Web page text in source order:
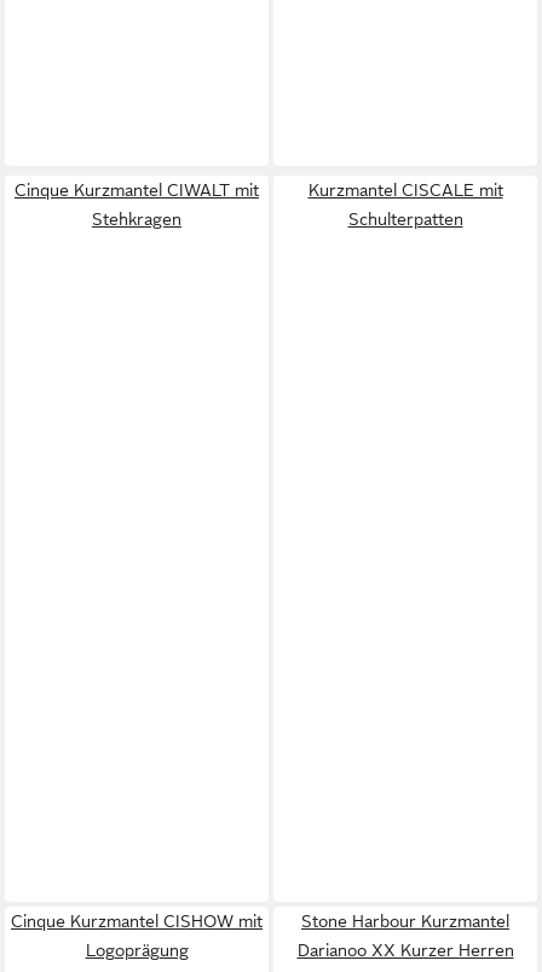
Cinque Kurzmantel CIWALT mit
Stehkragen
Kurzmantel CISCALE mit
Schulterpatten
Cinque Kurzmantel CISHOW mit
Logoprägung
Stone Harbour Kurzmantel
Darianoo XX Kurzer Herren